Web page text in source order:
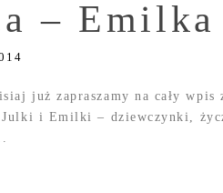
–
już zapraszamy na cały wpis
i Emilki – dziewczynki,